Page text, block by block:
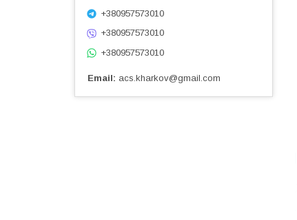
+380957573010
+380957573010
+380957573010
Email acs.kharkov@gmail.com